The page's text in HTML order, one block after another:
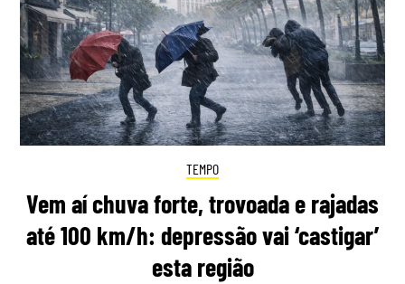
TEMPO
Vem aí chuva forte, trovoada e rajadas
até 100 km/h: depressão vai ‘castigar’
esta região